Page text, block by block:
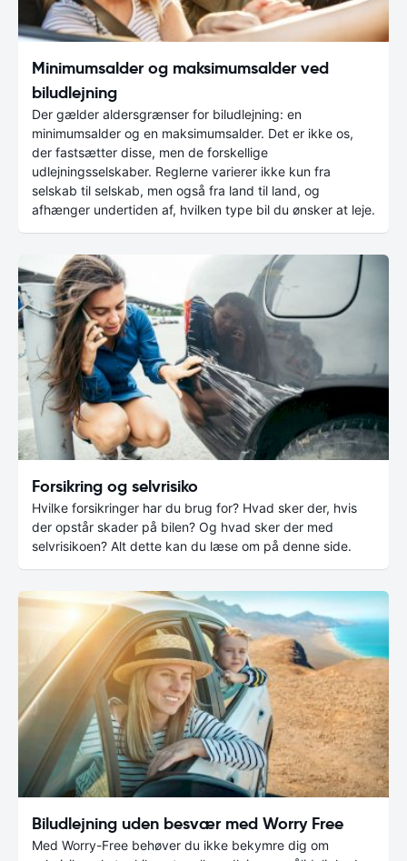
Minimumsalder og maksimumsalder ved
biludlejning
Der gælder aldersgrænser for biludlejning: en
minimumsalder og en maksimumsalder. Det er ikke os,
der fastsætter disse, men de forskellige
udlejningsselskaber. Reglerne varierer ikke kun fra
selskab til selskab, men også fra land til land, og
afhænger undertiden af, hvilken type bil du ønsker at leje.
Forsikring og selvrisiko
Hvilke forsikringer har du brug for? Hvad sker der, hvis
der opstår skader på bilen? Og hvad sker der med
selvrisikoen? Alt dette kan du læse om på denne side.
Biludlejning uden besvær med Worry Free
Med Worry-Free behøver du ikke bekymre dig om